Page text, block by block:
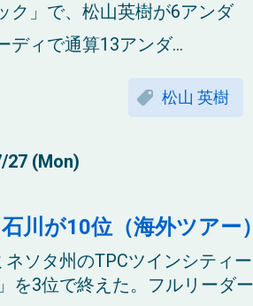
ク」で、松山英樹が6アンダ
ディで通算13アンダ...
松山 英樹
27 (Mon)
川が10位（海外ツアー）
ソタ州のTPCツインシティ
を3位で終えた。フルリーダ